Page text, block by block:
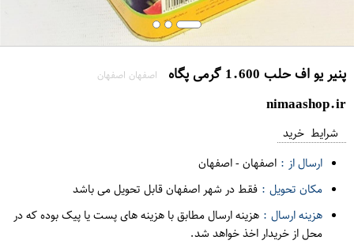
پنیر یو اف حلب 1.600 گرمی پگاه اصفهان اصفهان
nimaashop.ir
شرایط خرید
ارسال از : اصفهان-اصفهان
مکان تحویل : فقط در شهر اصفهان قابل تحویل می باشد
هزینه ارسال : هزینه ارسال مطابق با هزینه های پست یا پیک بوده که در
محل از خریدار اخذ خواهد شد.